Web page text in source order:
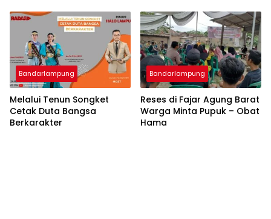
Bandarlampung
Melalui Tenun Songket
Cetak Duta Bangsa
Berkarakter
Bandarlampung
Reses di Fajar Agung Barat
Warga Minta Pupuk – Obat
Hama